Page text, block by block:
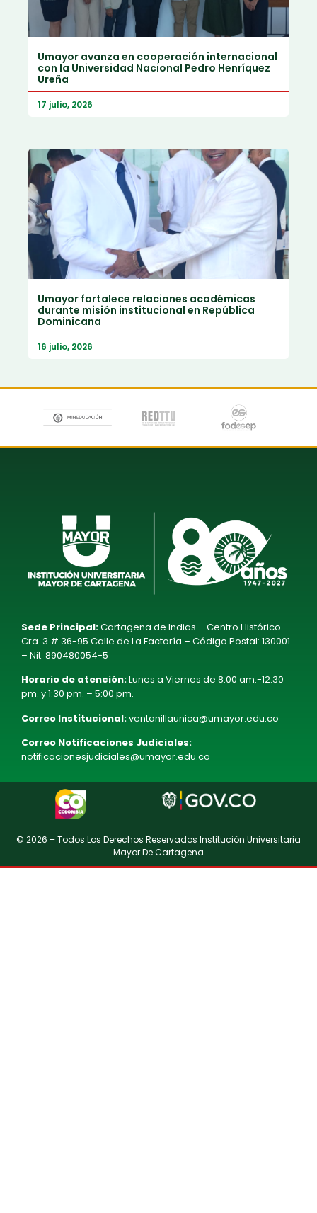
Umayor avanza en cooperación internacional
con la Universidad Nacional Pedro Henríquez
Ureña
17 julio, 2026
Umayor fortalece relaciones académicas
durante misión institucional en República
Dominicana
16 julio, 2026
Sede Principal:Cartagena de Indias – Centro Histórico.
Cra. 3 # 36-95 Calle de La Factoría – Código Postal: 130001
– Nit. 890480054-5
Horario de atención:Lunes a Viernes de 8:00 am.-12:30
pm. y 1:30 pm. – 5:00 pm.
Correo Institucional:ventanillaunica@umayor.edu.co
Correo Notificaciones Judiciales:
notificacionesjudiciales@umayor.edu.co
© 2026 – Todos Los Derechos Reservados Institución Universitaria
Mayor De Cartagena